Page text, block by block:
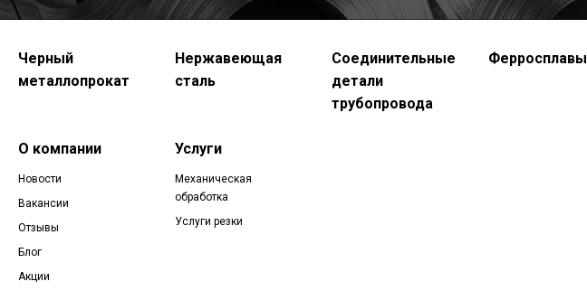
Черный
металлопрокат
Нержавеющая
сталь
Соединительные
детали
трубопровода
Ферросплавы
О компании
Новости
Вакансии
Отзывы
Блог
Акции
Услуги
Механическая
обработка
Услуги резки